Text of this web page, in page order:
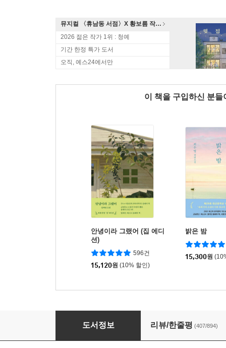
뮤지컬 〈휴남동 서점〉X 황보름 작가 북토크
2026 젊은 작가 1위 : 청예
기간 한정 특가 도서
오직, 예스24에서만
이 책을 구입하신 분
안녕이라 그랬어 (집 에디
션)
596건
15,120원 (10% 할인)
밝은 밤
15,300원
천 개의 파랑
도서정보 리뷰/한줄평 (407/894)